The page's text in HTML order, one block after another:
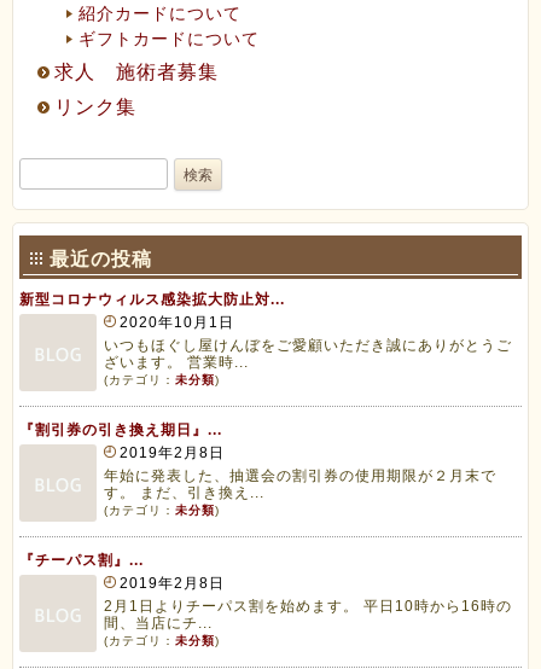
紹介カードについて
ギフトカードについて
求人 施術者募集
リンク集
最近の投稿
新型コロナウィルス感染拡大防止対...
2020年10月1日
いつもほぐし屋けんぼをご愛顧いただき誠にありがとうご
ざいます。 営業時...
(カテゴリ： 未分類)
『割引券の引き換え期日』...
2019年2月8日
年始に発表した、抽選会の割引券の使用期限が２月末で
す。 まだ、引き換え...
(カテゴリ： 未分類)
『チーパス割』...
2019年2月8日
2月1日よりチーパス割を始めます。 平日10時から16時の
間、当店にチ...
(カテゴリ： 未分類)